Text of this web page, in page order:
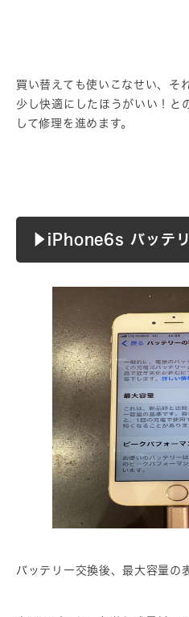
買い替えても使いこなせい、そ
少し快適にしたほうがいい！と
して修理を進めます。
▶︎iPhone6s バッテリ
バッテリー交換後、最大容量の